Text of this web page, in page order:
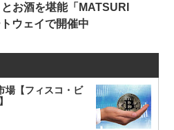
お酒を堪能「MATSURI
ウェイで開催中
場【フィスコ・ビ